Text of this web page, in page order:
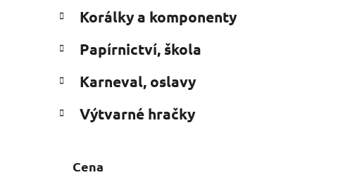
Korálky a komponenty
Papírnictví, škola
Karneval, oslavy
Výtvarné hračky
Cena